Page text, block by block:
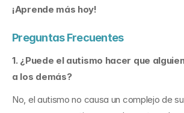
¡Aprende más hoy!
Preguntas Frecuentes
1. ¿Puede el autismo hacer que
a los demás?
No, el autismo no causa un complejo de